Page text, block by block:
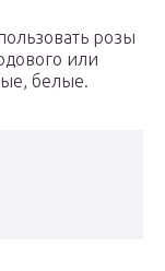
розы
или
белые.